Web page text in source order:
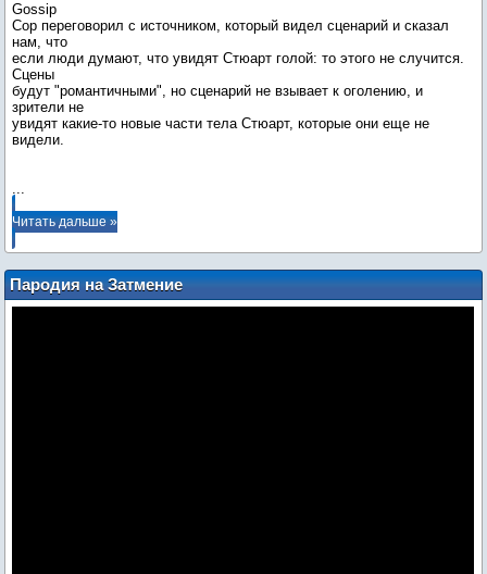
Gossip
Cop переговорил с источником, который видел сценарий и сказал
нам, что
если люди думают, что увидят Стюарт голой: то этого не случится.
Сцены
будут "романтичными", но сценарий не взывает к оголению, и
зрители не
увидят какие-то новые части тела Стюарт, которые они еще не
видели.
...
Читать дальше »
Пародия на Затмение